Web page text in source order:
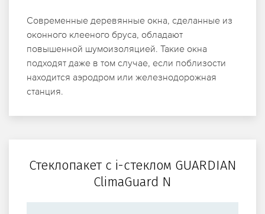
Современные деревянные окна, сделанные из
оконного клееного бруса, обладают
повышенной шумоизоляцией. Такие окна
подходят даже в том случае, если поблизости
находится аэродром или железнодорожная
станция.
Стеклопакет с i-стеклом GUARDIAN
ClimaGuard N